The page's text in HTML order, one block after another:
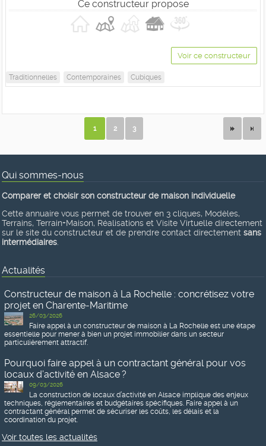
Ce constructeur propose
Voir ce constructeur
Traditionnelles Contemporaines Cubiques
1 2 3
Qui sommes-nous
Comparer et choisir son constructeur de maison individuelle
Cette annuaire vous permet de trouver en 3 cliques, Modèles,
Terrains, Terrain+Maison, Réalisations et Visite Virtuelle directement
sur le site du constructeur et de prendre contact directement sans
intermédiaires
Actualités
Constructeur de maison à La Rochelle : concrétisez votre
projet en Charente-Maritime
26/03/2026
Faire appel à un constructeur de maison à La Rochelle est une étape
essentielle pour mener à bien un projet immobilier dans un secteur
particulièrement attractif.
Pourquoi faire appel à un contractant général pour vos
locaux d’activité en Alsace ?
09/03/2026
La construction de locaux d’activité en Alsace implique des enjeux
techniques, réglementaires et budgétaires spécifiques. Faire appel à un
contractant général permet de sécuriser les coûts, les délais et la
coordination du projet.
Voir toutes les actualités